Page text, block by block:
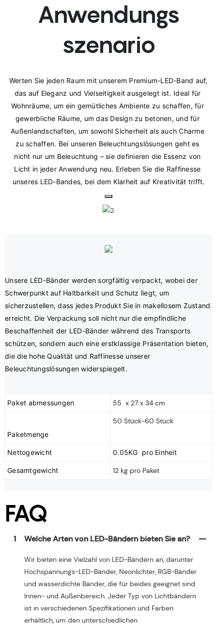
Anwendungs
szenario
Werten Sie jeden Raum mit unserem Premium-LED-Band auf,
das auf Eleganz und Vielseitigkeit ausgelegt ist. Ideal für
Wohnräume, um ein gemütliches Ambiente zu schaffen, für
gewerbliche Räume, um das Design zu betonen, und für
Außenlandschaften, um sowohl Sicherheit als auch Charme
zu schaffen. Bei unseren Beleuchtungslösungen geht es
nicht nur um Beleuchtung – sie definieren die Essenz von
Licht in jeder Anwendung neu. Erleben Sie die Raffinesse
Unsere LED-Bänder werden sorgfältig verpackt, wobei der
Schwerpunkt auf Haltbarkeit und Schutz liegt, um
sicherzustellen, dass jedes Produkt Sie in makellosem Zustand
erreicht. Die Verpackung soll nicht nur die empfindliche
Beschaffenheit der LED-Bänder während des Transports
schützen, sondern auch eine erstklassige Präsentation bieten,
die die hohe Qualität und Raffinesse unserer
Paket abmessungen 55 x 27 x 34 cm
50 Stück-60 Stück
Nettogewicht 0.05KG pro Einheit
Gesamtgewicht 12 kg pro Paket
FAQ
1 Welche Arten von LED-Bändern bieten Sie an?
Wir bieten eine Vielzahl von LED-Bändern an, darunter
Hochspannungs-LED-Bänder, Neonlichter, RGB-Bänder
und wasserdichte Bänder, die für beides geeignet sind
Innen- und Außenbereich. Jeder Typ von Lichtbändern
ist in verschiedenen Spezifikationen und Farben
erhältlich, um den unterschiedlichen